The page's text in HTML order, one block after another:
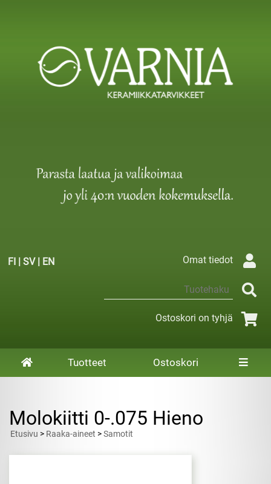
FI | SV| EN Omat tiedot
Ostoskori on tyhjä
Tuotteet Ostoskori
Molokiitti 0-.075 Hieno
Etusivu > Raaka-aineet >Samotit